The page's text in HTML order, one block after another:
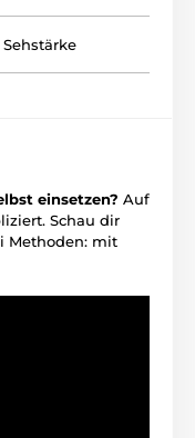
einsetzen? Auf
Schau dir
Methoden: mit